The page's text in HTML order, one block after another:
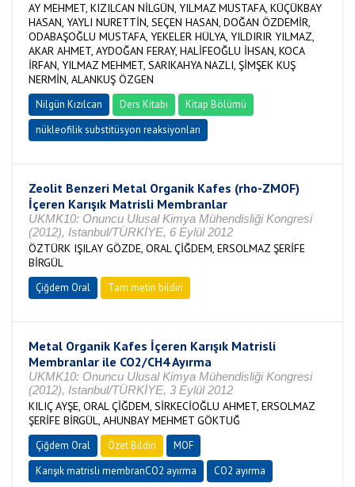
AY MEHMET, KIZILCAN NİLGÜN, YILMAZ MUSTAFA, KÜÇÜKBAY
HASAN, YAYLI NURETTİN, SEÇEN HASAN, DOĞAN ÖZDEMİR,
ODABAŞOĞLU MUSTAFA, YEKELER HÜLYA, YILDIRIR YILMAZ,
AKAR AHMET, AYDOĞAN FERAY, HALİFEOĞLU İHSAN, KOCA
İRFAN, YILMAZ MEHMET, SARIKAHYA NAZLI, ŞİMŞEK KUŞ
NERMİN, ALANKUŞ ÖZGEN
Nilgün Kızılcan Ders Kitabı
Kitap Bölümü
nükleofilik substitüsyon reaksiyonları
Zeolit Benzeri Metal Organik Kafes (rho-ZMOF)
İçeren Karışık Matrisli Membranlar
UKMK10: Onuncu Ulusal Kimya Mühendisliği Kongresi
(2012), Istanbul/TÜRKİYE, 6 Eylül 2012
ÖZTÜRK IŞILAY GÖZDE, ORAL ÇİĞDEM, ERSOLMAZ ŞERİFE
BİRGÜL
Çiğdem Oral Tam metin bildiri
Metal Organik Kafes İçeren Karışık Matrisli
Membranlar ile CO2/CH4 Ayırma
UKMK10: Onuncu Ulusal Kimya Mühendisliği Kongresi
(2012), Istanbul/TÜRKİYE, 3 Eylül 2012
KILIÇ AYŞE, ORAL ÇİĞDEM, SİRKECİOĞLU AHMET, ERSOLMAZ
ŞERİFE BİRGÜL, AHUNBAY MEHMET GÖKTUĞ
Çiğdem Oral Özet Bildiri
MOF
Karışık matrisli membranCO2 ayırma
CO2 ayırma